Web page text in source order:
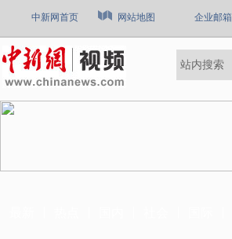
中新网首页 网站地图 企业邮箱